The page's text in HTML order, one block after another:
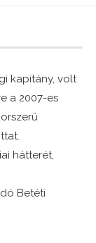
kapitány, volt
a 2007-es
hátterét,
Betéti